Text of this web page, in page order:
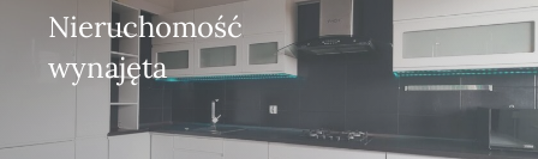
Nieruchomość
wynajęta